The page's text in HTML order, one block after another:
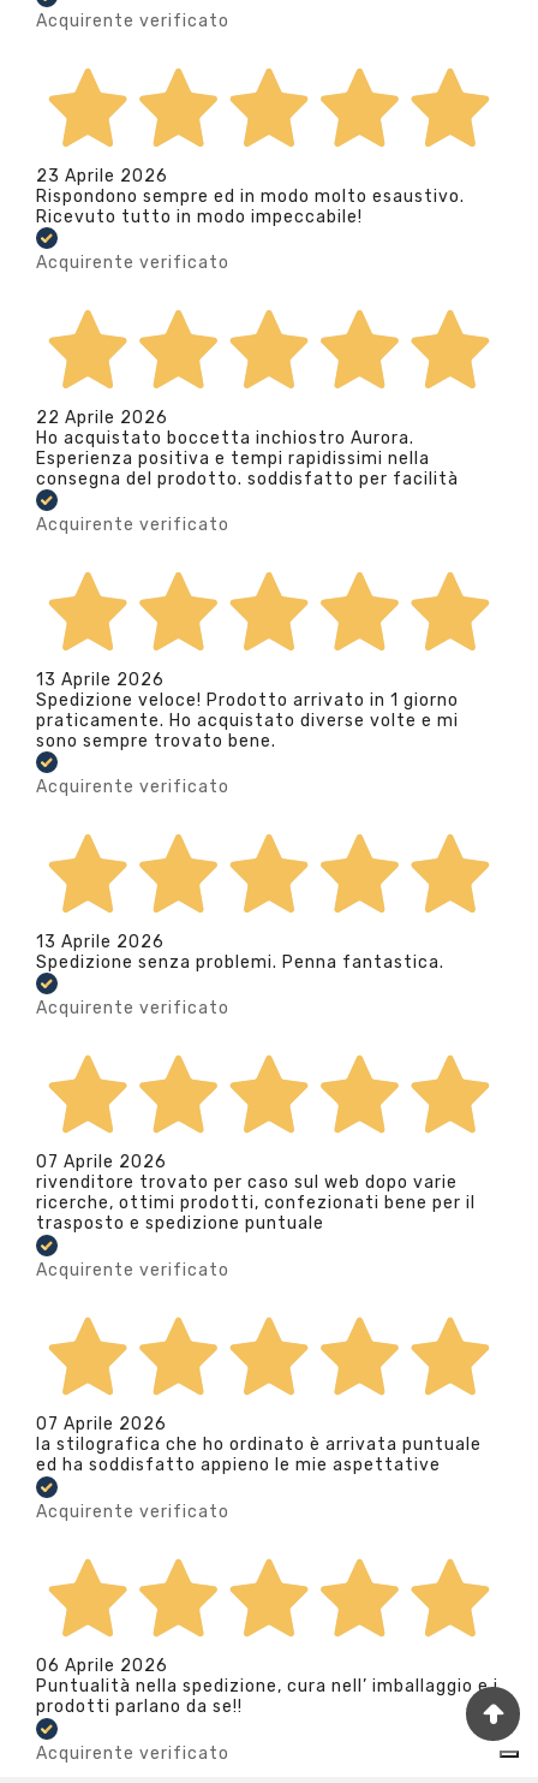
Acquirente verificato
23 Aprile 2026
Rispondono sempre ed in modo molto esaustivo.
Ricevuto tutto in modo impeccabile!
Acquirente verificato
22 Aprile 2026
Ho acquistato boccetta inchiostro Aurora.
Esperienza positiva e tempi rapidissimi nella
consegna del prodotto. soddisfatto per facilità
Acquirente verificato
13 Aprile 2026
Spedizione veloce! Prodotto arrivato in 1 giorno
praticamente. Ho acquistato diverse volte e mi
sono sempre trovato bene.
Acquirente verificato
13 Aprile 2026
Spedizione senza problemi. Penna fantastica.
Acquirente verificato
07 Aprile 2026
rivenditore trovato per caso sul web dopo varie
ricerche, ottimi prodotti, confezionati bene per il
trasposto e spedizione puntuale
Acquirente verificato
07 Aprile 2026
la stilografica che ho ordinato è arrivata puntuale
ed ha soddisfatto appieno le mie aspettative
Acquirente verificato
06 Aprile 2026
Puntualità nella spedizione, cura nell’ imballaggio e i
prodotti parlano da se!!
Acquirente verificato